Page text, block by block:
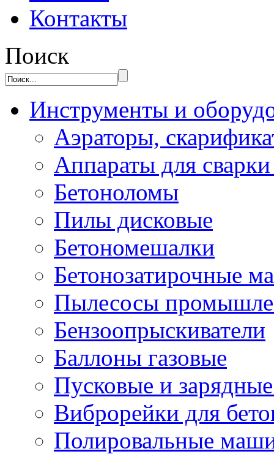
Контакты
Поиск
Инструменты и
Аэраторы,
Аппараты для
Бетоноломы
Пилы дисковые
Бетономешалки
Бетонозатирочные
Пылесосы
Бензоопрыскиватели
Баллоны газовые
Пусковые и
Виброрейки для
Полировальные